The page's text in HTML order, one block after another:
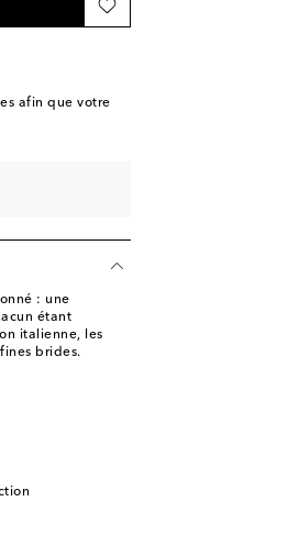
afin que votre
: une
étant
italienne, les
brides.